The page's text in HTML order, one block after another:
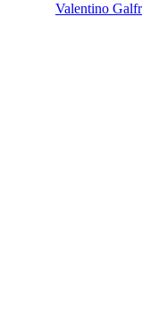
Valentino